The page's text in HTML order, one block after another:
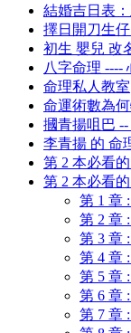
結婚吉日表
擇日開刀生
初生 嬰兒 改
八字命理 ----
命理私人教室
命運術數為
摑青揚咀巴
李青揚 的 命
第 2 本必看
第 2 本必看
第 1 章
第 2 章
第 3 章
第 4 章
第 5 章
第 6 章
第 7 章